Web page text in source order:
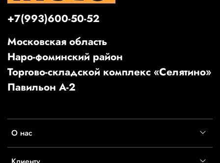
О нас
+7(993)600-50-52
Московская область
Наро-фоминский район
Торгово-складской комплекс «Селятино»
Павильон А-2